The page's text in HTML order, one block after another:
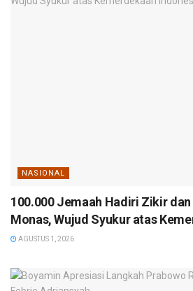
NASIONAL
100.000 Jemaah Hadiri Zikir dan
Monas, Wujud Syukur atas
AGUSTUS 1, 2026